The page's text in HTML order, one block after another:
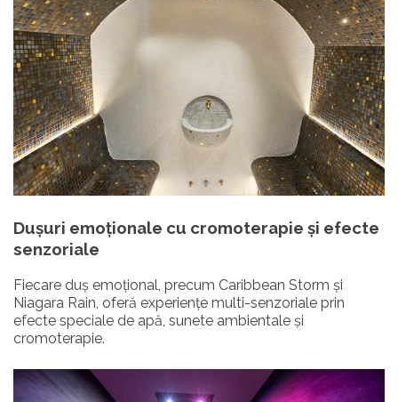
Dușuri emoționale cu cromoterapie și efecte
senzoriale
Fiecare duș emoțional, precum Caribbean Storm și
Niagara Rain, oferă experiențe multi-senzoriale prin
efecte speciale de apă, sunete ambientale și
cromoterapie.